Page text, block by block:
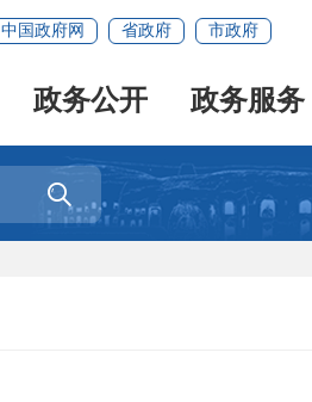
中国政府网 省政府 市政府
政务公开 政务服务
